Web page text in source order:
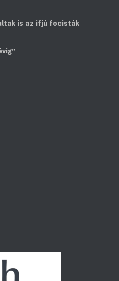
is az ifjú focisták